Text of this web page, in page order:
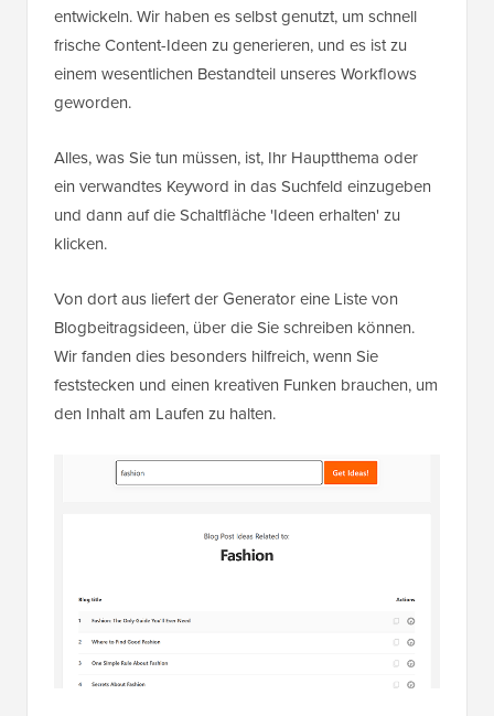
entwickeln. Wir haben es selbst genutzt, um schnell
frische Content-Ideen zu generieren, und es ist zu
einem wesentlichen Bestandteil unseres Workflows
geworden.
Alles, was Sie tun müssen, ist, Ihr Hauptthema oder
ein verwandtes Keyword in das Suchfeld einzugeben
und dann auf die Schaltfläche 'Ideen erhalten' zu
klicken.
Von dort aus liefert der Generator eine Liste von
Blogbeitragsideen, über die Sie schreiben können.
Wir fanden dies besonders hilfreich, wenn Sie
feststecken und einen kreativen Funken brauchen, um
den Inhalt am Laufen zu halten.